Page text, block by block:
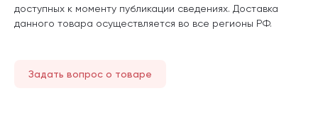
доступных к моменту публикации сведениях. Доставка
данного товара осуществляется во все регионы РФ.
Задать вопрос о товаре